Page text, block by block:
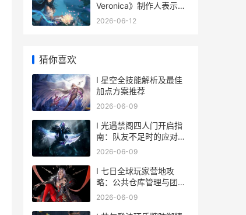
Veronica》制作人表示卡
普空将调整剧情以适配系
2026-06-12
猜你喜欢
I 星空全技能解析及最佳
加点方案推荐
2026-06-09
I 光遇禁阁四人门开启指
南：队友不足时的应对策
略
2026-06-09
I 七日全球玩家营地攻
略：公共仓库管理与团队
协作建议
2026-06-09